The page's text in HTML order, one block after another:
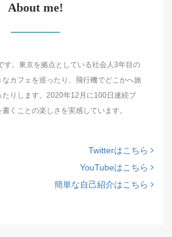
About me!
す。東京を拠点としている社会人3年目の
カフェを巡ったり、飛行機でどこかへ旅
たりします。2020年12月に100日連続ブ
くことの楽しさを実感しています。
Twitterはこちら
YouTubeはこちら
簡単な自己紹介はこちら